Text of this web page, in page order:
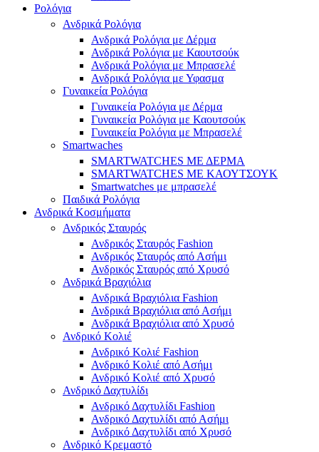
Ρολόγια
Ανδρικά Ρολόγια
Ανδρικά Ρολόγια με Δέρμα
Ανδρικά Ρολόγια με Καουτσούκ
Ανδρικά Ρολόγια με Μπρασελέ
Ανδρικά Ρολόγια με Υφασμα
Γυναικεία Ρολόγια
Γυναικεία Ρολόγια με Δέρμα
Γυναικεία Ρολόγια με Καουτσούκ
Γυναικεία Ρολόγια με Μπρασελέ
Smartwaches
SMARTWATCHES ΜΕ ΔΕΡΜΑ
SMARTWATCHES ΜΕ ΚΑΟΥΤΣΟΥΚ
Smartwatches με μπρασελέ
Παιδικά Ρολόγια
Ανδρικά Κοσμήματα
Ανδρικός Σταυρός
Ανδρικός Σταυρός Fashion
Ανδρικός Σταυρός από Ασήμι
Ανδρικός Σταυρός από Χρυσό
Ανδρικά Βραχιόλια
Ανδρικά Βραχιόλια Fashion
Ανδρικά Βραχιόλια από Ασήμι
Ανδρικά Βραχιόλια από Χρυσό
Ανδρικό Κολιέ
Ανδρικό Κολιέ Fashion
Ανδρικό Κολιέ από Ασήμι
Ανδρικό Κολιέ από Χρυσό
Ανδρικό Δαχτυλίδι
Ανδρικό Δαχτυλίδι Fashion
Ανδρικό Δαχτυλίδι από Ασήμι
Ανδρικό Δαχτυλίδι από Χρυσό
Ανδρικό Κρεμαστό